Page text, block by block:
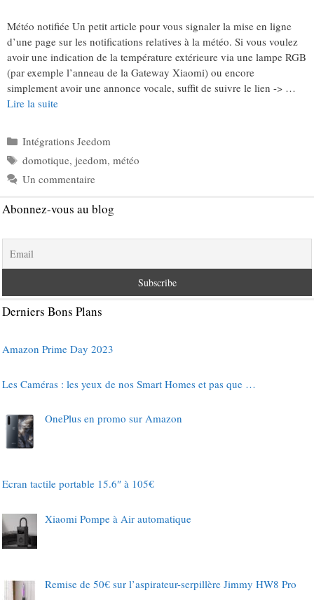
Météo notifiée Un petit article pour vous signaler la mise en ligne
d’une page sur les notifications relatives à la météo. Si vous voulez
avoir une indication de la température extérieure via une lampe RGB
(par exemple l’anneau de la Gateway Xiaomi) ou encore
simplement avoir une annonce vocale, suffit de suivre le lien -> …
Lire la suite
Catégories
Intégrations Jeedom
Étiquettes
domotique, jeedom, météo
Un commentaire
Abonnez-vous au blog
Derniers Bons Plans
Amazon Prime Day 2023
Les Caméras : les yeux de nos Smart Homes et pas que …
OnePlus en promo sur Amazon
Ecran tactile portable 15.6″ à 105€
Xiaomi Pompe à Air automatique
Remise de 50€ sur l’aspirateur-serpillère Jimmy HW8 Pro